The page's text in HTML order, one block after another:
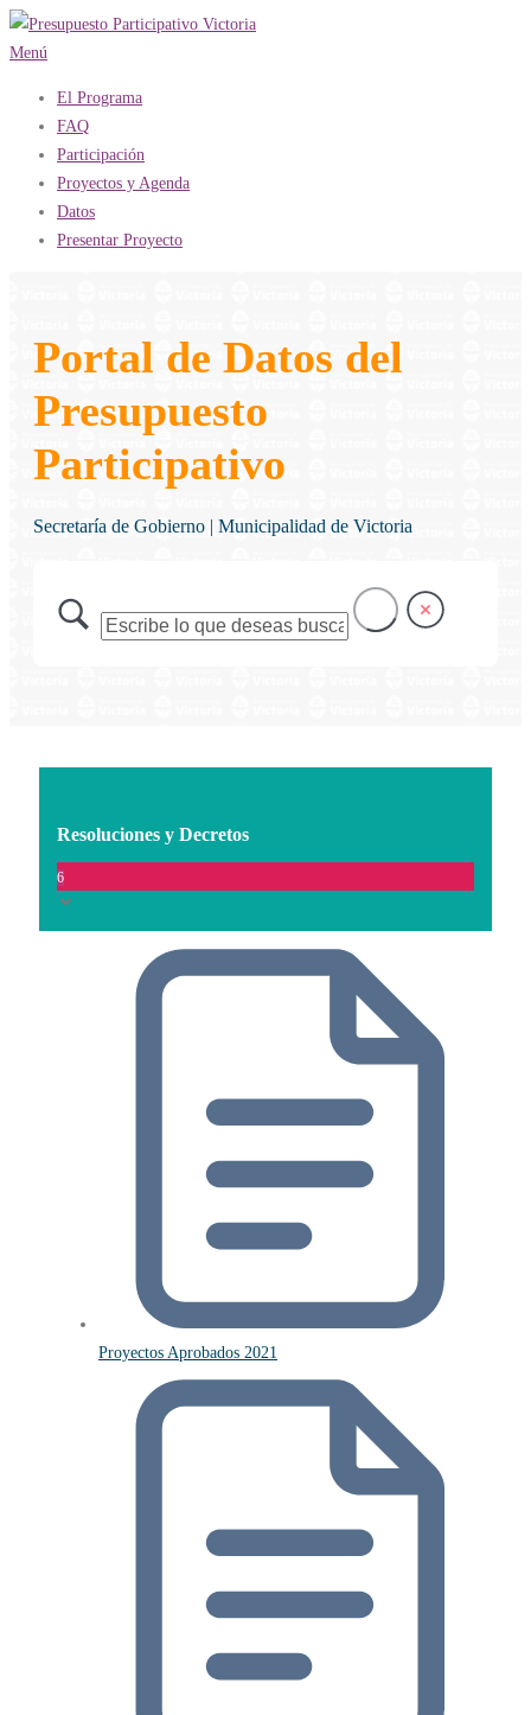
Saltar
al
Menú
El Programa
FAQ
Participación
Proyectos y Agenda
Datos
Presentar Proyecto
Portal de Datos del
Presupuesto
Participativo
Secretaría de Gobierno | Municipalidad de Victoria
Resoluciones y Decretos
6
Proyectos Aprobados 2021